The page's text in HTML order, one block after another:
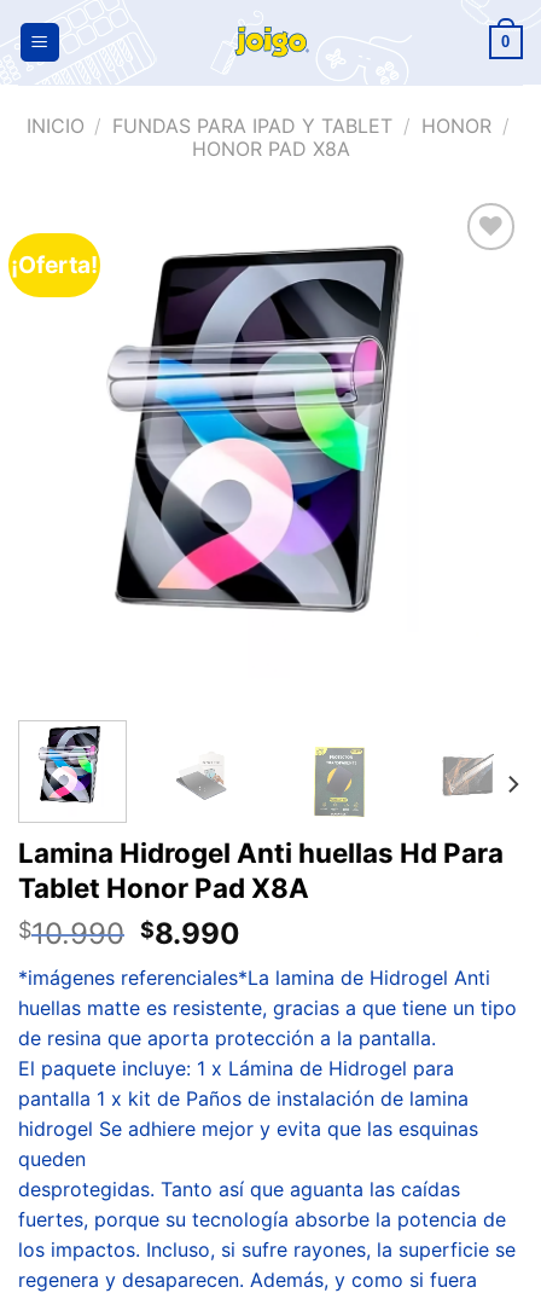
0
INICIO / FUNDAS PARA IPAD Y TABLET / HONOR /
HONOR PAD X8A
¡Oferta!
Lamina Hidrogel Anti huellas Hd Para
Tablet Honor Pad X8A
$10.990 $8.990
*imágenes referenciales*La lamina de Hidrogel Anti
huellas matte es resistente, gracias a que tiene un tipo
de resina que aporta protección a la pantalla.
El paquete incluye: 1 x Lámina de Hidrogel para
pantalla 1 x kit de Paños de instalación de lamina
hidrogel Se adhiere mejor y evita que las esquinas
queden
desprotegidas. Tanto así que aguanta las caídas
fuertes, porque su tecnología absorbe la potencia de
los impactos. Incluso, si sufre rayones, la superficie se
regenera y desaparecen. Además, y como si fuera